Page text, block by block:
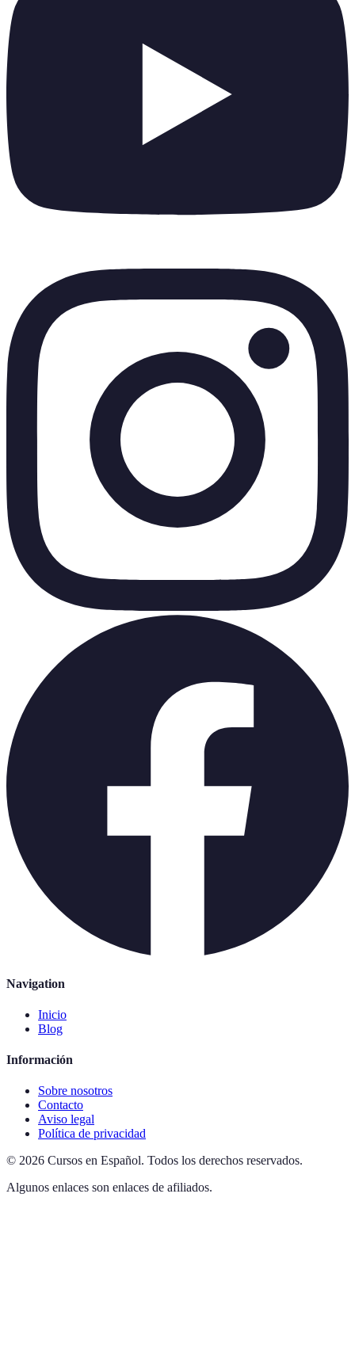
Navigation
Inicio
Blog
Información
Sobre nosotros
Contacto
Aviso legal
Política de privacidad
© 2026 Cursos en Español. Todos los derechos reservados.
Algunos enlaces son enlaces de afiliados.